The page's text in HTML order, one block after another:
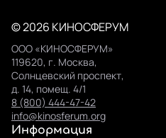
© 2026 КИНОСФЕРУМ
ООО «КИНОСФЕРУМ»
119620, г. Москва,
Солнцевский проспект,
д. 14, помещ. 4/1
8 (800) 444-47-42
info@kinosferum.org
Информация